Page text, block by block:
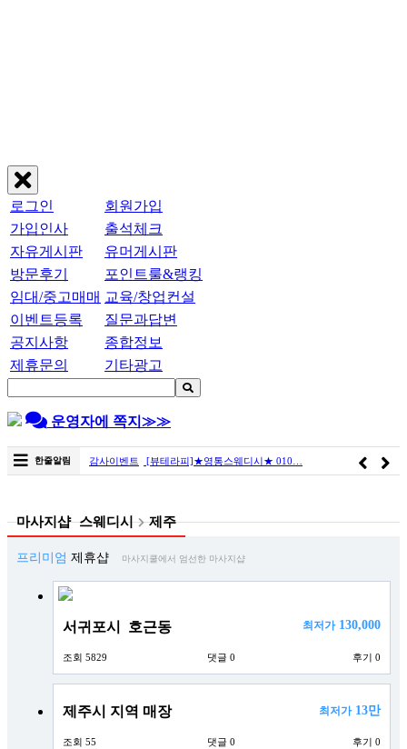
로그인
회원가입
가입인사
출석체크
자유게시판
유머게시판
방문후기
포인트룰&랭킹
임대/중고매매 교육/창업컨설
이벤트등록
질문과답변
공지사항
종합정보
제휴문의
기타광고
운영자에 쪽지≫≫
한줄알림 감사이벤트 [뷰테라피]★영통스웨디시★ 010…
마사지샵 스웨디시 제주
프리미엄 제휴샵 마사지쿨에서 엄선한 마사지샵
서귀포시 호근동 최저가130,000
조회 5829 댓글 0 후기 0
제주시 지역 매장 최저가13만
조회 55 댓글 0 후기 0